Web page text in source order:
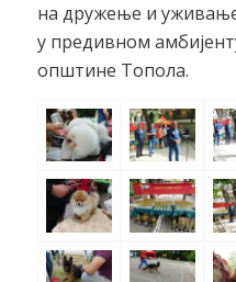
на дружење и
у предивном
општине Топола.